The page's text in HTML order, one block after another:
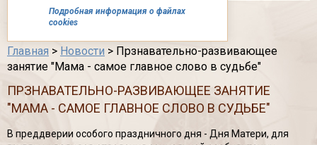
Подробная информация о файлах
cookies
Каталог
Главная > Новости > Прзнавательно-развивающее
занятие "Мама - самое главное слово в судьбе"
ПРЗНАВАТЕЛЬНО-РАЗВИВАЮЩЕЕ ЗАНЯТИЕ
"МАМА - САМОЕ ГЛАВНОЕ СЛОВО В СУДЬБЕ"
В преддверии особого праздничного дня - Дня Матери, для